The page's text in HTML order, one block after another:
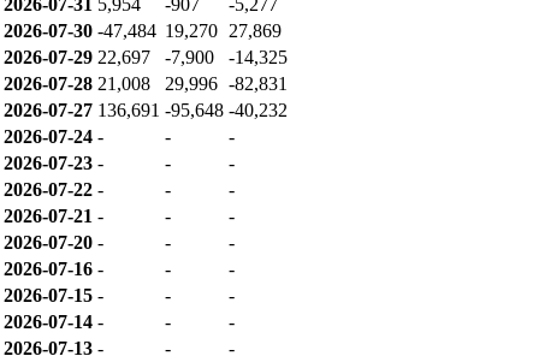
2026-07-31 5,954 -907
-5,277
2026-07-30 -47,484 19,270 27,869
2026-07-29 22,697 -7,900
-14,325
2026-07-28 21,008 29,996 -82,831
2026-07-27 136,691 -95,648 -40,232
2026-07-24 - -
-
2026-07-23 - -
-
2026-07-22 - -
-
2026-07-21 - -
-
2026-07-20 - -
-
2026-07-16 - -
-
2026-07-15 - -
-
2026-07-14 - -
-
2026-07-13 - -
-